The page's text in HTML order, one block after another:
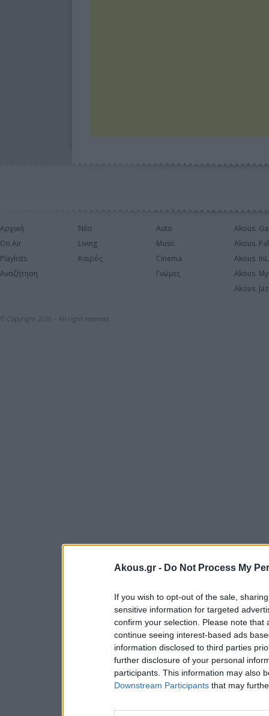
Akous.gr - Do Not Process My
If you wish to opt-out of the sale,
sensitive information for targeted
confirm your selection. Please note
continue seeing interest-based ads
information disclosed to third parties
further disclosure of your personal
participants. This information may also
Downstream Participants that may
Αρχική
On Air
Playlists
Αναζήτηση
Νέα
Living
Καιρός
Auto
Music
Cinema
Γνώμες
Akous.
Akous.
Akous.
Akous.
Akous.
© Copyright 2026 - All right reserved.